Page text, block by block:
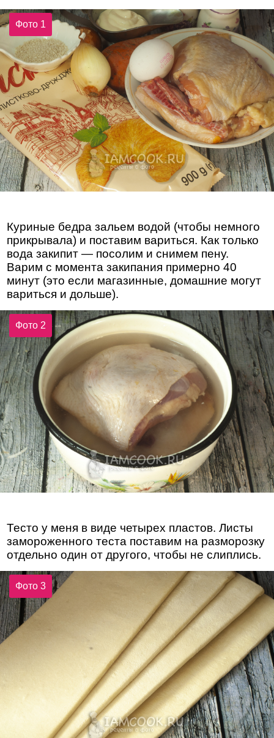
Фото 1
Куриные бедра зальем водой (чтобы немного
прикрывала) и поставим вариться. Как только
вода закипит — посолим и снимем пену.
Варим с момента закипания примерно 40
минут (это если магазинные, домашние могут
вариться и дольше).
Фото 2
Тесто у меня в виде четырех пластов. Листы
замороженного теста поставим на разморозку
отдельно один от другого, чтобы не слиплись.
Фото 3